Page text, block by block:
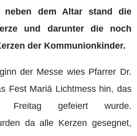
neben dem Altar stand die
und darunter die noch
der Kommunionkinder.
der Messe wies Pfarrer Dr.
Fest Mariä Lichtmess hin, das
gefeiert wurde.
da alle Kerzen gesegnet,